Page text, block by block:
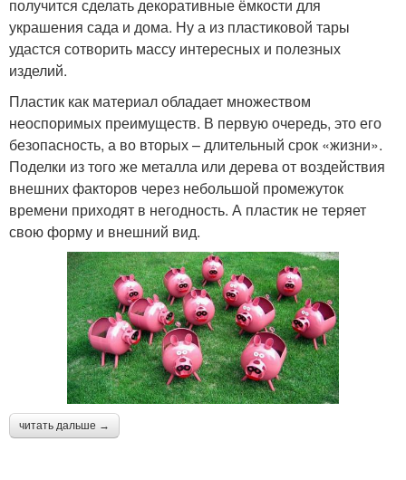
получится сделать декоративные ёмкости для
украшения сада и дома. Ну а из пластиковой тары
удастся сотворить массу интересных и полезных
изделий.
Пластик как материал обладает множеством
неоспоримых преимуществ. В первую очередь, это его
безопасность, а во вторых – длительный срок «жизни».
Поделки из того же металла или дерева от воздействия
внешних факторов через небольшой промежуток
времени приходят в негодность. А пластик не теряет
свою форму и внешний вид.
читать дальше →